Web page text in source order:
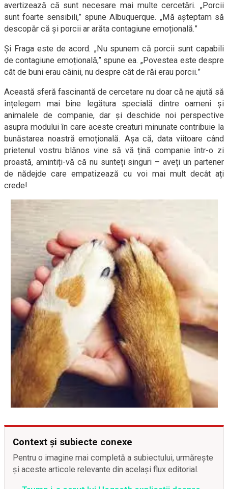
avertizează că sunt necesare mai multe cercetări. „Porcii
sunt foarte sensibili,” spune Albuquerque. „Mă așteptam să
descopăr că și porcii ar arăta contagiune emoțională.”
Și Fraga este de acord. „Nu spunem că porcii sunt capabili
de contagiune emoțională,” spune ea. „Povestea este despre
cât de buni erau câinii, nu despre cât de răi erau porcii.”
Această sferă fascinantă de cercetare nu doar că ne ajută să
înțelegem mai bine legătura specială dintre oameni și
animalele de companie, dar și deschide noi perspective
asupra modului în care aceste creaturi minunate contribuie la
bunăstarea noastră emoțională. Așa că, data viitoare când
prietenul vostru blănos vine să vă țină companie într-o zi
proastă, amintiți-vă că nu sunteți singuri – aveți un partener
de nădejde care empatizează cu voi mai mult decât ați
crede!
Context și subiecte conexe
Pentru o imagine mai completă a subiectului, urmărește
și aceste articole relevante din același flux editorial.